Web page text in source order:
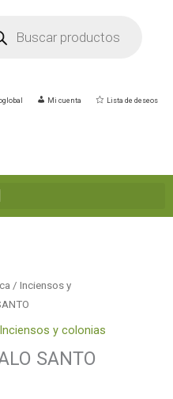
Mi cuenta Lista de deseos
/ Inciensos y
Inciensos y colonias
SANTO